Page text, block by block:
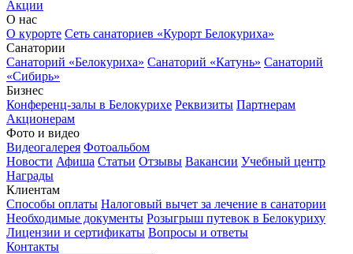
Акции
О нас
О курорте Сеть санаториев «Курорт Белокуриха»
Санатории
Санаторий «Белокуриха» Санаторий «Катунь» Санаторий
«Сибирь»
Бизнес
Конференц-залы в Белокурихе Реквизиты Партнерам
Акционерам
Фото и видео
Видеогалерея Фотоальбом
Новости Афиша Статьи Отзывы Вакансии Учебный центр
Награды
Клиентам
Способы оплаты Налоговый вычет за лечение в санатории
Необходимые документы Розыгрыш путевок в Белокуриху
Лицензии и сертификаты Вопросы и ответы
Контакты